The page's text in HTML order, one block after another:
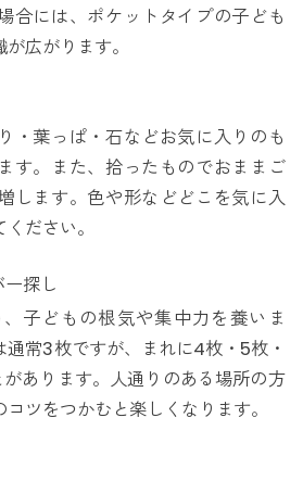
合には、ポケットタイプの子ども
広がります。
・葉っぱ・石などお気に入りのも
す。また、拾ったものでおままご
します。色や形などどこを気に入
ださい。
探し
子どもの根気や集中力を養いま
常3枚ですが、まれに4枚・5枚・
あります。人通りのある場所の方
ツをつかむと楽しくなります。